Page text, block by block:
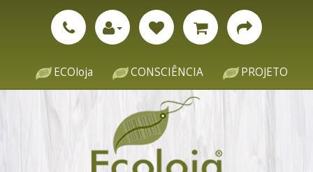
ECOloja CONSCIÊNCIA PROJETO